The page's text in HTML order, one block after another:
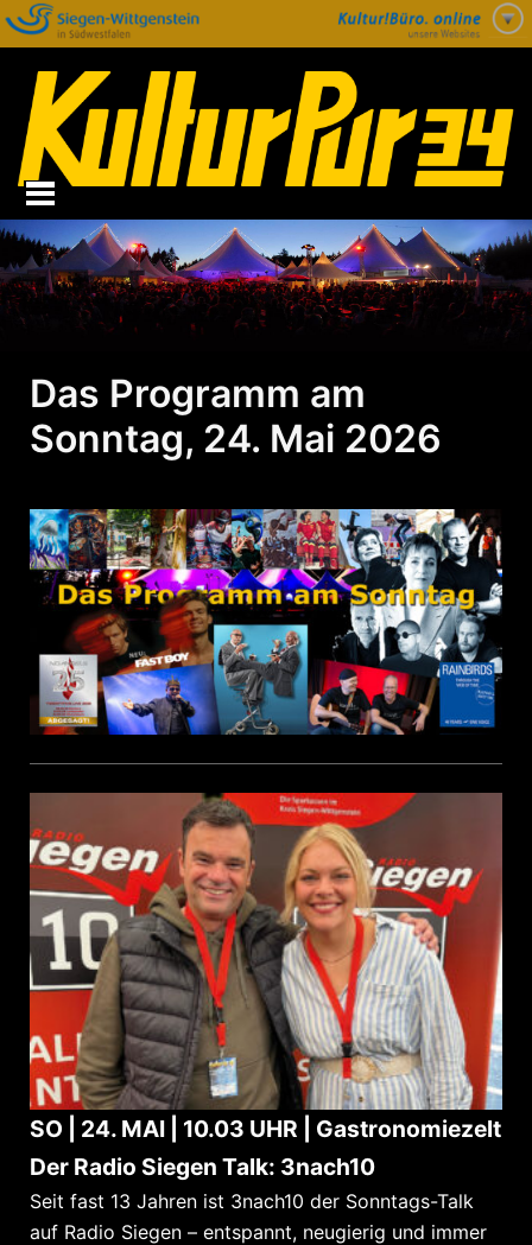
Inhalt
springen
Das Programm am
Sonntag, 24. Mai 2026
SO | 24. MAI | 10.03 UHR | Gastronomiezelt
Der Radio Siegen Talk: 3nach10
Seit fast 13 Jahren ist 3nach10 der Sonntags-Talk
auf Radio Siegen – entspannt, neugierig und immer